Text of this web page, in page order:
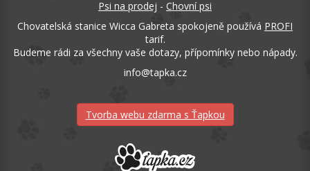
Psi na prodej - Chovní psi
Chovatelská stanice Wicca Gabreta spokojeně používá PROFI
tarif.
Budeme rádi za všechny vaše dotazy, přípomínky nebo nápady.
info@tapka.cz
Tvorba webu zdarma s Ťapkou